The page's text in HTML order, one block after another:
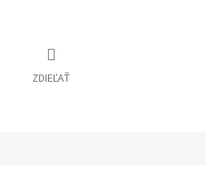
ZDIEĽAŤ